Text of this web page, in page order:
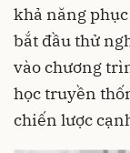
khả năng phục
bắt đầu thử
vào chương
học truyền
chiến lược